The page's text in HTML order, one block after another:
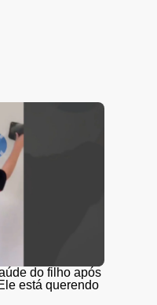
do filho após
está querendo